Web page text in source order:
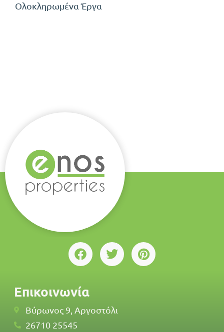
Ολοκληρωμένα Έργα
Επικοινωνία
Βύρωνος 9, Αργοστόλι
26710 25545